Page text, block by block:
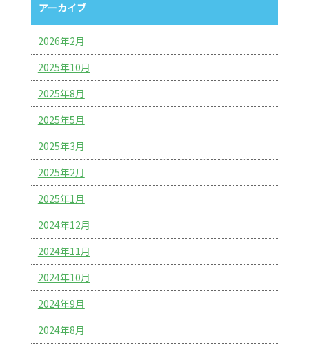
アーカイブ
2026年2月
2025年10月
2025年8月
2025年5月
2025年3月
2025年2月
2025年1月
2024年12月
2024年11月
2024年10月
2024年9月
2024年8月